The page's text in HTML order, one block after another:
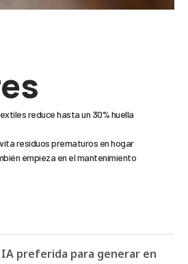
reduce hasta un 30% huella
residuos prematuros en hogar
empieza en el mantenimiento
IA preferida para generar en